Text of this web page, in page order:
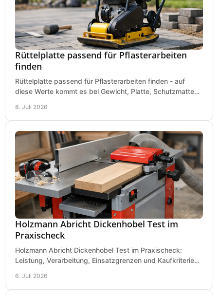
Rüttelplatte passend für Pflasterarbeiten
finden
Rüttelplatte passend für Pflasterarbeiten finden - auf
diese Werte kommt es bei Gewicht, Platte, Schutzmatte
8. Juli 2026
Holzmann Abricht Dickenhobel Test im
Praxischeck
Holzmann Abricht Dickenhobel Test im Praxischeck:
Leistung, Verarbeitung, Einsatzgrenzen und Kaufkriterien
6. Juli 2026